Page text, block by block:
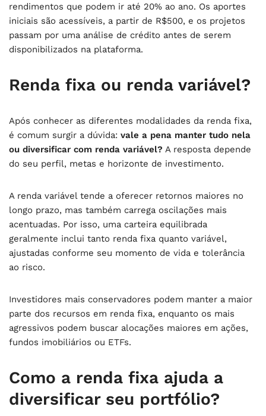
rendimentos que podem ir até 20% ao ano. Os aportes
iniciais são acessíveis, a partir de R$500, e os projetos
passam por uma análise de crédito antes de serem
disponibilizados na plataforma.
Renda fixa ou renda variável?
Após conhecer as diferentes modalidades da renda fixa,
é comum surgir a dúvida: vale a pena manter tudo nela
ou diversificar com renda variável? A resposta depende
do seu perfil, metas e horizonte de investimento.
A renda variável tende a oferecer retornos maiores no
longo prazo, mas também carrega oscilações mais
acentuadas. Por isso, uma carteira equilibrada
geralmente inclui tanto renda fixa quanto variável,
ajustadas conforme seu momento de vida e tolerância
ao risco.
Investidores mais conservadores podem manter a maior
parte dos recursos em renda fixa, enquanto os mais
agressivos podem buscar alocações maiores em ações,
fundos imobiliários ou ETFs.
Como a renda fixa ajuda a
diversificar seu portfólio?